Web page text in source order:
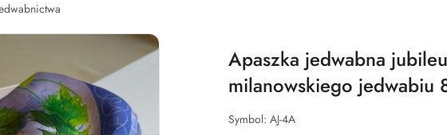
Apaszka jedwabna
milanowskiego jedwabiu
Symbol: AJ-4A